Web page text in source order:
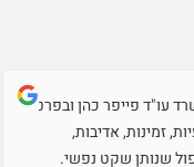
עו"ד פייפר כהן ובפרט
זמינות, אדיבות,
שנותן שקט נפשי.